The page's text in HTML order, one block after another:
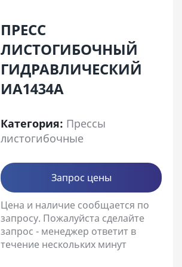
ПРЕСС
ЛИСТОГИБОЧНЫЙ
ГИДРАВЛИЧЕСКИЙ
ИА1434А
Категория: Прессы
листогибочные
Запрос цены
Цена и наличие сообщается по
запросу. Пожалуйста сделайте
запрос - менеджер ответит в
течение нескольких минут